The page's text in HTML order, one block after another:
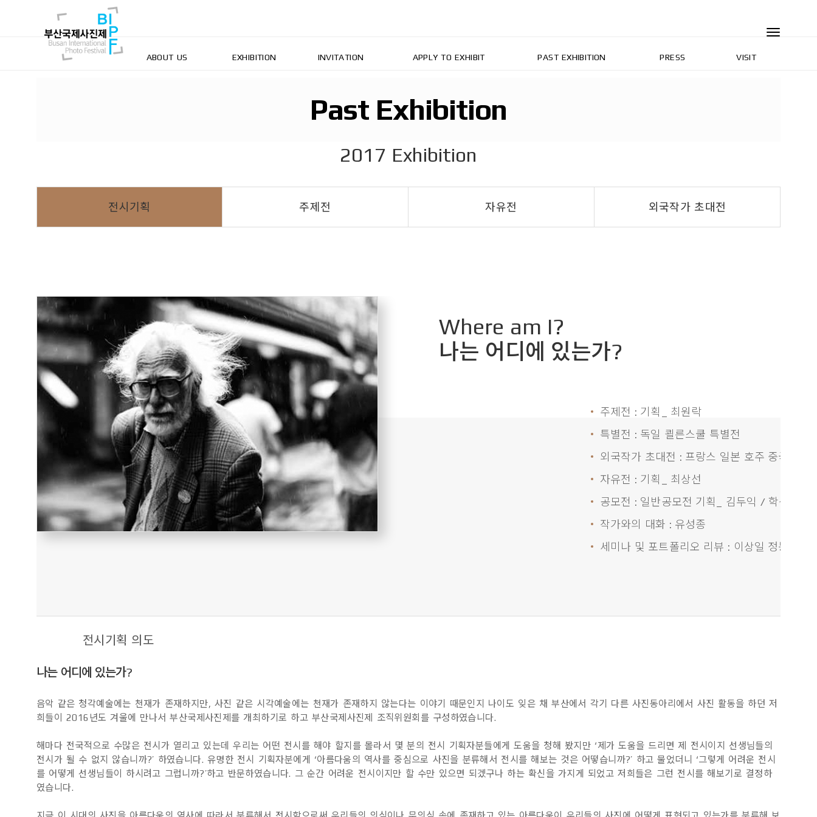
ABOUT US EXHIBITION INVITATION APPLY TO EXHIBIT PAST EXHIBITION PRESS VISIT
Past Exhibition
2017 Exhibition
전시기획 주제전 자유전 외국작가 초대전
Where am I?
나는 어디에 있는가?
주제전 : 기획_ 최원락
특별전 : 독일 쾰른스쿨 특별전
외국작가 초대전 : 프랑스 일본 호주 중국 대만
자유전 : 기획_ 최상선
공모전 : 일반공모전 기획_ 김두익 / 학생공모
작가와의 대화 : 유성종
세미나 및 포트폴리오 리뷰 : 이상일 정봉채 문
전시기획 의도
나는 어디에 있는가?
음악 같은 청각예술에는 천재가 존재하지만, 사진 같은 시각예술에는 천재가 존재하지 않는다는 이야기 때문인지 나이도 잊은 채 부산에서 각기 다른 사진동아리에서 사진 활동을 하던 저
희들이 2016년도 겨울에 만나서 부산국제사진제를 개최하기로 하고 부산국제사진제 조직위원회를 구성하였습니다.
해마다 전국적으로 수많은 전시가 열리고 있는데 우리는 어떤 전시를 해야 할지를 몰라서 몇 분의 전시 기획자분들에게 도움을 청해 봤지만 ‘제가 도움을 드리면 제 전시이지 선생님들의
전시가 될 수 없지 않습니까?’ 하였습니다. 유명한 전시 기획자분에게 ‘아름다움의 역사를 중심으로 사진을 분류해서 전시를 해보는 것은 어떻습니까?’ 하고 물었더니 ‘그렇게 어려운 전시
를 어떻게 선생님들이 하시려고 그럽니까?’하고 반문하였습니다. 그 순간 어려운 전시이지만 할 수만 있으면 되겠구나 하는 확신을 가지게 되었고 저희들은 그런 전시를 해보기로 결정하
였습니다.